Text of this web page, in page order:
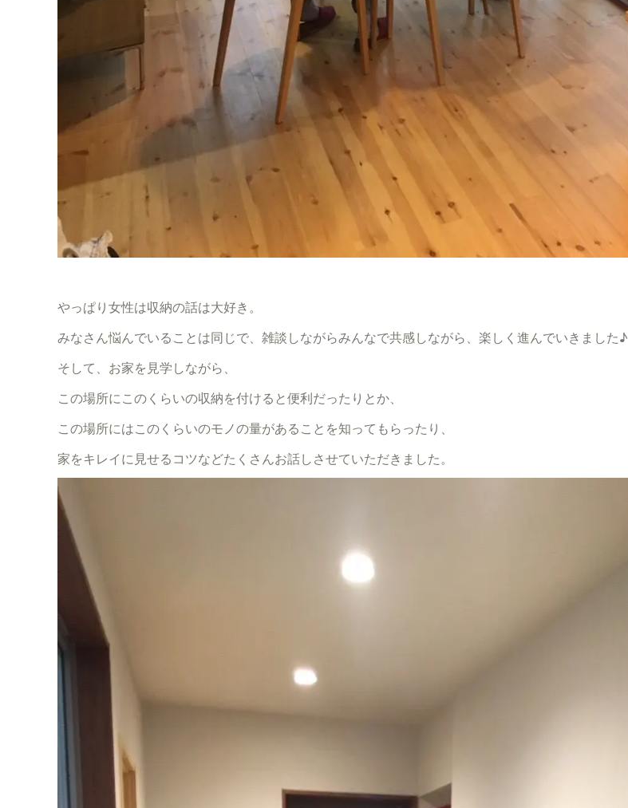
やっぱり女性は収納の話は大好き。
みなさん悩んでいることは同じで、雑談しながらみんなで共感しながら、楽しく進んでいきました♪
そして、お家を見学しながら、
この場所にこのくらいの収納を付けると便利だったりとか、
この場所にはこのくらいのモノの量があることを知ってもらったり、
家をキレイに見せるコツなどたくさんお話しさせていただきました。